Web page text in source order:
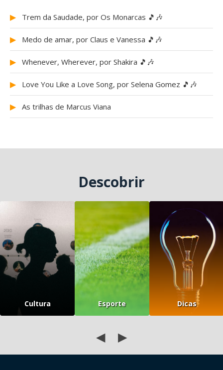
▶ Trem da Saudade, por Os Monarcas 🎵🎶
▶ Medo de amar, por Claus e Vanessa 🎵🎶
▶ Whenever, Wherever, por Shakira 🎵🎶
▶ Love You Like a Love Song, por Selena Gomez 🎵🎶
▶ As trilhas de Marcus Viana
Descobrir
Cultura Esporte Dicas
◀ ▶